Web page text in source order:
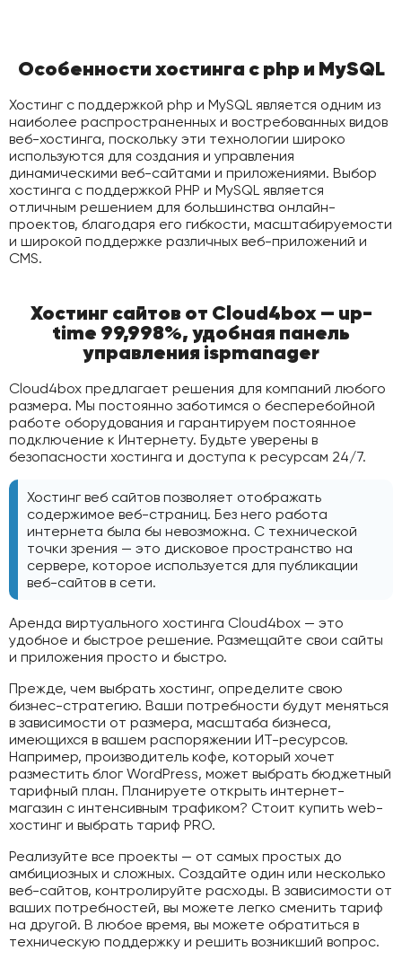
Особенности хостинга с php и MySQL
Хостинг с поддержкой php и MySQL является одним из
наиболее распространенных и востребованных видов
веб-хостинга, поскольку эти технологии широко
используются для создания и управления
динамическими веб-сайтами и приложениями. Выбор
хостинга с поддержкой PHP и MySQL является
отличным решением для большинства онлайн-
проектов, благодаря его гибкости, масштабируемости
и широкой поддержке различных веб-приложений и
CMS.
Хостинг сайтов от Cloud4box — up-
time 99,998%, удобная панель
управления ispmanager
Cloud4box предлагает решения для компаний любого
размера. Мы постоянно заботимся о бесперебойной
работе оборудования и гарантируем постоянное
подключение к Интернету. Будьте уверены в
безопасности хостинга и доступа к ресурсам 24/7.
Хостинг веб сайтов позволяет отображать
содержимое веб-страниц. Без него работа
интернета была бы невозможна. С технической
точки зрения — это дисковое пространство на
сервере, которое используется для публикации
веб-сайтов в сети.
Аренда виртуального хостинга Cloud4box — это
удобное и быстрое решение. Размещайте свои сайты
и приложения просто и быстро.
Прежде, чем выбрать хостинг, определите свою
бизнес-стратегию. Ваши потребности будут меняться
в зависимости от размера, масштаба бизнеса,
имеющихся в вашем распоряжении ИТ-ресурсов.
Например, производитель кофе, который хочет
разместить блог WordPress, может выбрать бюджетный
тарифный план. Планируете открыть интернет-
магазин с интенсивным трафиком? Стоит купить web-
хостинг и выбрать тариф PRO.
Реализуйте все проекты — от самых простых до
амбициозных и сложных. Создайте один или несколько
веб-сайтов, контролируйте расходы. В зависимости от
ваших потребностей, вы можете легко сменить тариф
на другой. В любое время, вы можете обратиться в
техническую поддержку и решить возникший вопрос.